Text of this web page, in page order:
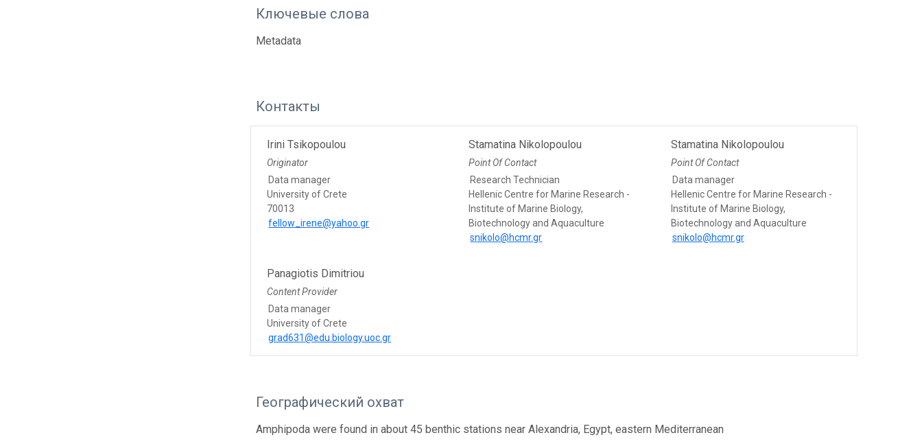
Ключевые слова
Metadata
Контакты
Irini Tsikopoulou
Originator
Data manager
University of Crete
70013
fellow_irene@yahoo.gr
Stamatina Nikolopoulou
Point Of Contact
Research Technician
Hellenic Centre for Marine Research -
Institute of Marine Biology,
Biotechnology and Aquaculture
snikolo@hcmr.gr
Stamatina Nikolopoulou
Point Of Contact
Data manager
Hellenic Centre for Marine Research -
Institute of Marine Biology,
Biotechnology and Aquaculture
snikolo@hcmr.gr
Panagiotis Dimitriou
Content Provider
Data manager
University of Crete
grad631@edu.biology.uoc.gr
Географический охват
Amphipoda were found in about 45 benthic stations near Alexandria, Egypt, eastern Mediterranean